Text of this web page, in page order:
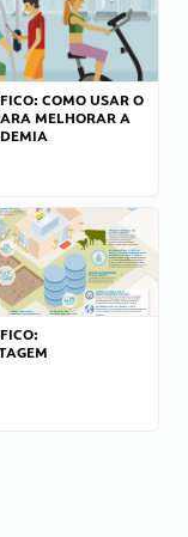
COMO USAR O
MELHORAR A